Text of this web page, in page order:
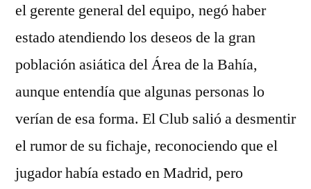
el gerente general del equipo, negó haber
estado atendiendo los deseos de la gran
población asiática del Área de la Bahía,
aunque entendía que algunas personas lo
verían de esa forma. El Club salió a desmentir
el rumor de su fichaje, reconociendo que el
jugador había estado en Madrid, pero